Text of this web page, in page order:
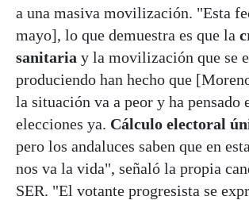
a una masiva movilización. "Esta
mayo], lo que demuestra es que la
sanitaria y la movilización que se
produciendo han hecho que
la situación va a peor y ha pensado
elecciones ya. Cálculo electoral
pero los andaluces saben que en
nos va la vida", señaló la propia
SER. "El votante progresista se